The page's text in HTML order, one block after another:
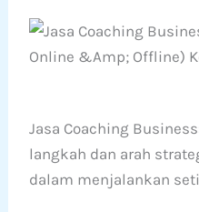
Jasa Coaching
langkah dan arah
dalam menjalankan